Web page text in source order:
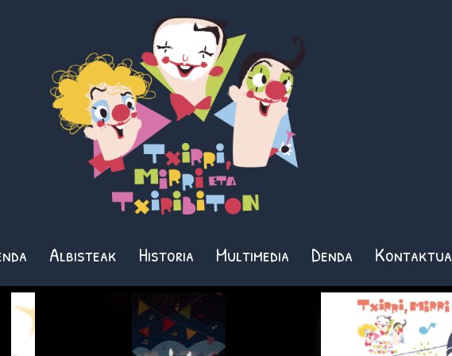
Albisteak Historia Multimedia Denda Kontaktua